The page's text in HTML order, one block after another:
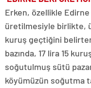
Erken, özellikle
üretilmesiyle birlikte,
kuruş geçtiğini
bazında, 17 lira 15
soğutulmuş sütü
köyümüzün soğutma